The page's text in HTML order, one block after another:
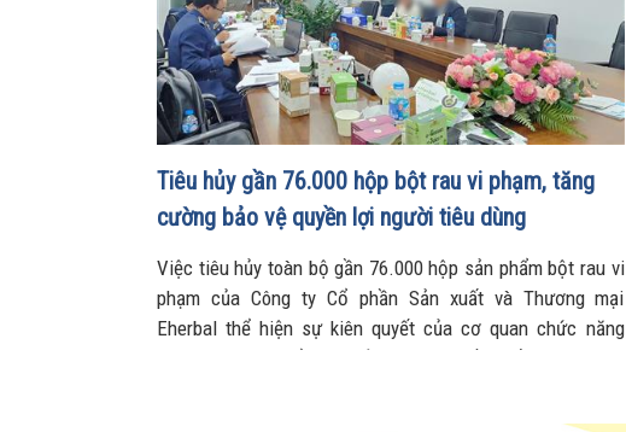
Tiêu hủy gần 76.000 hộp bột rau vi phạm, tăng
cường bảo vệ quyền lợi người tiêu dùng
Việc tiêu hủy toàn bộ gần 76.000 hộp sản phẩm bột rau vi
phạm của Công ty Cổ phần Sản xuất và Thương mại
Eherbal thể hiện sự kiên quyết của cơ quan chức năng